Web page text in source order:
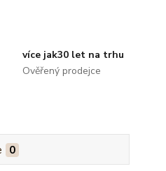
více jak30 let na trhu
Ověřený prodejce
0